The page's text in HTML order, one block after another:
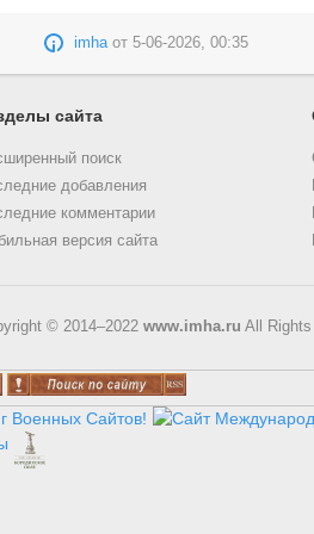
imhaот5-06-2026, 00:35
сайта
поиск
добавления
комментарии
версия сайта
© 2014–2022 www.imha.ru All